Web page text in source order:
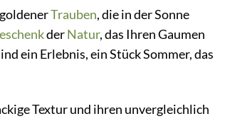
Trauben, die in der Sonne
derNatur, das Ihren Gaumen
ein Erlebnis, ein Stück Sommer, das
Textur und ihren unvergleichlich